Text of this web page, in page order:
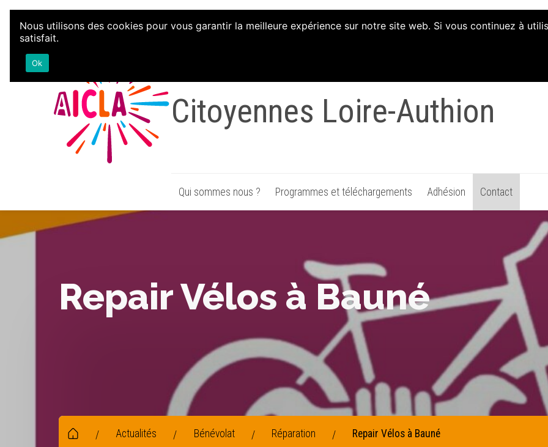
Aller au contenu
Citoyennes Loire-Authion
Qui sommes nous ? Programmes et téléchargements Adhésion Contact
Repair Vélos à Bauné
/ Actualités / Bénévolat / Réparation / Repair Vélos à Bauné
Nous utilisons des cookies pour vous garantir la meilleure expérience sur notre site web. Si vous continuez à
satisfait.
Ok